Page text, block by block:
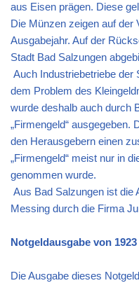
aus Eisen prägen. Diese
Die Münzen zeigen auf der
Ausgabejahr. Auf der
Stadt Bad Salzungen
Auch Industriebetriebe der
dem Problem des
wurde deshalb auch durch
„Firmengeld“ ausgegeben.
den Herausgebern einen
„Firmengeld“ meist nur in
genommen wurde.
Aus Bad Salzungen ist die
Messing durch die Firma
Notgeldausgabe von 1923
Die Ausgabe dieses